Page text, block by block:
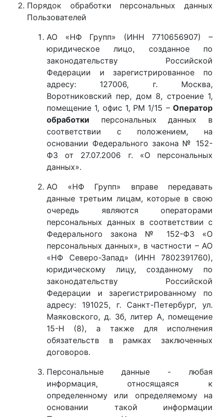
Порядок обработки персональных данных
Пользователей
АО «НФ Групп» (ИНН 7710656907) –
юридическое лицо, созданное по
законодательству Российской
Федерации и зарегистрированное по
адресу: 127006, г. Москва,
Воротниковский пер, дом 8, строение 1,
помещение 1, офис 1, РМ 1/15 – Оператор
обработки персональных данных в
соответствии с положением, на
основании Федерального закона № 152-
ФЗ от 27.07.2006 г. «О персональных
данных».
АО «НФ Групп» вправе передавать
данные третьим лицам, которые в свою
очередь являются операторами
персональных данных в соответствии с
Федерального закона № 152-ФЗ «О
персональных данных», в частности – АО
«НФ Северо-Запад» (ИНН 7802391760),
юридическому лицу, созданному по
законодательству Российской
Федерации и зарегистрированному по
адресу: 191025, г. Санкт-Петербург, ул.
Маяковского, д. 3б, литер А, помещение
15-Н (8), а также для исполнения
обязательств в рамках заключенных
договоров.
Персональные данные - любая
информация, относящаяся к
определенному или определяемому на
основании такой информации